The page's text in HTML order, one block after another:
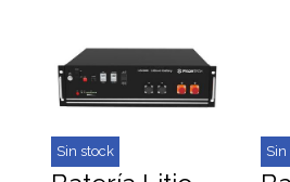
Sin stock Sin